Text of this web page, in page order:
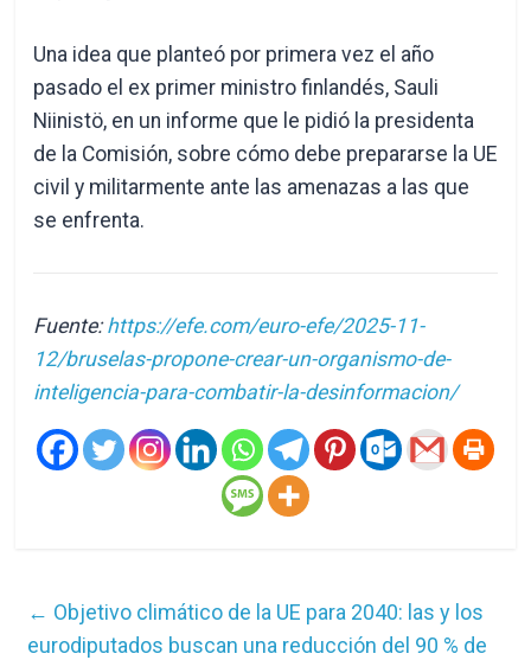
Una idea que planteó por primera vez el año
pasado el ex primer ministro finlandés, Sauli
Niinistö, en un informe que le pidió la presidenta
de la Comisión, sobre cómo debe prepararse la UE
civil y militarmente ante las amenazas a las que
se enfrenta.
Fuente:https://efe.com/euro-efe/2025-11-
12/bruselas-propone-crear-un-organismo-de-
inteligencia-para-combatir-la-desinformacion/
← Objetivo climático de la UE para 2040: las y los
eurodiputados buscan una reducción del 90 % de